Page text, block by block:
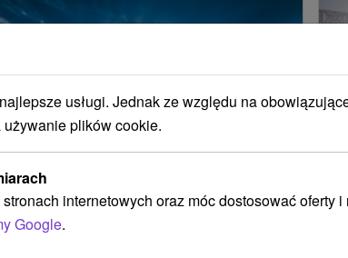
MEDICAL SILVER: Relaks w spa dla
zdrowszego jutra
usługi. Jednak ze względu na
plików cookie.
internetowych oraz móc dostosować oferty i
Google.